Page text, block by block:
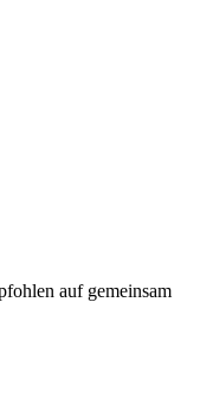
auf gemeinsam